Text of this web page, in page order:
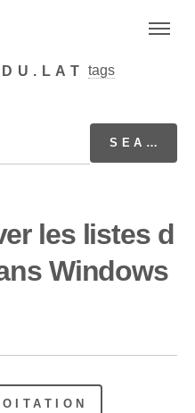
tags
les listes d
Windows